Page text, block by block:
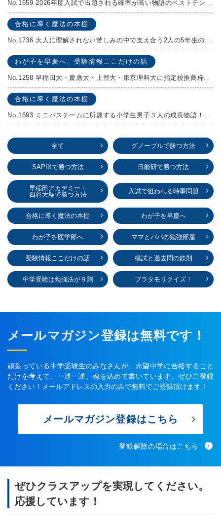
合格に導く魔法の本棚
わが子を早慶へ、受験情報ここだけの話
合格に導く魔法の本棚
全て グノーブルで勝つ方法
SAPIXで勝つ方法 日能研で勝つ方法
早稲田アカデミー・
四谷大塚で勝つ方法
入試で狙われる時事問題
合格に導く魔法の本棚 わが子を早慶へ
わが子を医学部へ ママとパパの勉強部屋
受験情報ここだけの話 模試と過去問の鉄則
中学受験は勉強法が９割 ブラタモリクイズ！
メールマガジン登録は無料です！
頑張っている中学受験生のみなさんが、志望中学に合格すること
だけを考えて、一通一通、魂を込めて書いています。ぜひご登録
ください！メールアドレスの入力のみで無料でご登録頂けます！
メールマガジン登録はこちら
登録解除の場合はこちら
ぜひクラスアップを実現してください。
応援しています！